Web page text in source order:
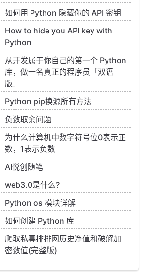
如何用 Python 隐藏你的 API 密钥
How to hide you API key with
Python
从开发属于你自己的第一个 Python
库，做一名真正的程序员「双语
版」
Python pip换源所有方法
负数取余问题
为什么计算机中数字符号位0表示正
数，1表示负数
AI悦创随笔
web3.0是什么?
Python os 模块详解
如何创建 Python 库
爬取私募排排网历史净值和破解加
密数值(完整版)